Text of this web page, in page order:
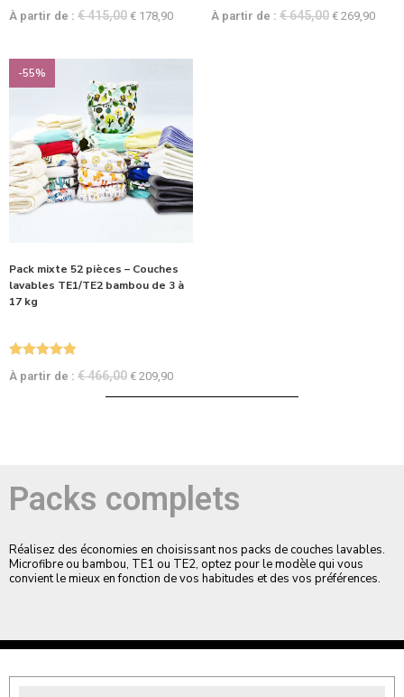
sur 5
À partir de : €415,00 € 178,90
sur 5
À partir de : €645,00 € 269,90
-55%
Pack mixte 52 pièces – Couches
lavables TE1/TE2 bambou de 3 à
17 kg
Note
sur 5
À partir de : €466,00 € 209,90
Packs complets
Réalisez des économies en choisissant nos packs de couches lavables.
Microfibre ou bambou, TE1 ou TE2, optez pour le modèle qui vous
convient le mieux en fonction de vos habitudes et des vos préférences.